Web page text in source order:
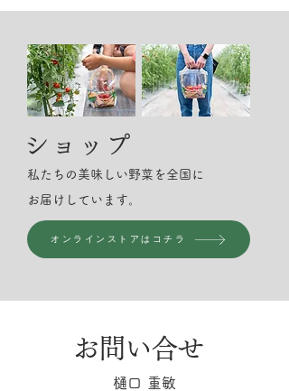
私たちの美味しい野菜を全国に
お届けしています。
ショップ
オンラインストアはコチラ
お問い合せ
樋口 重敏